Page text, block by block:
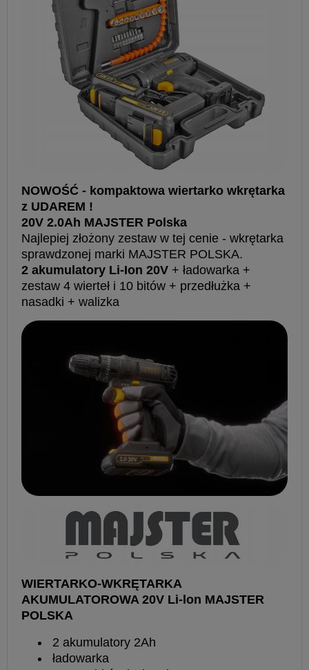
NOWOŚĆ - kompaktowa wiertarko wkrętarka
z UDAREM !
20V 2.0Ah MAJSTER Polska
Najlepiej złożony zestaw w tej cenie - wkrętarka
sprawdzonej marki MAJSTER POLSKA.
2 akumulatory Li-Ion 20V + ładowarka +
zestaw 4 wierteł i 10 bitów + przedłużka +
nasadki + walizka
WIERTARKO-WKRĘTARKA
AKUMULATOROWA 20V Li-lon MAJSTER
POLSKA
2 akumulatory 2Ah
ładowarka